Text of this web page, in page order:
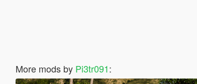
More mods by Pi3tr091: